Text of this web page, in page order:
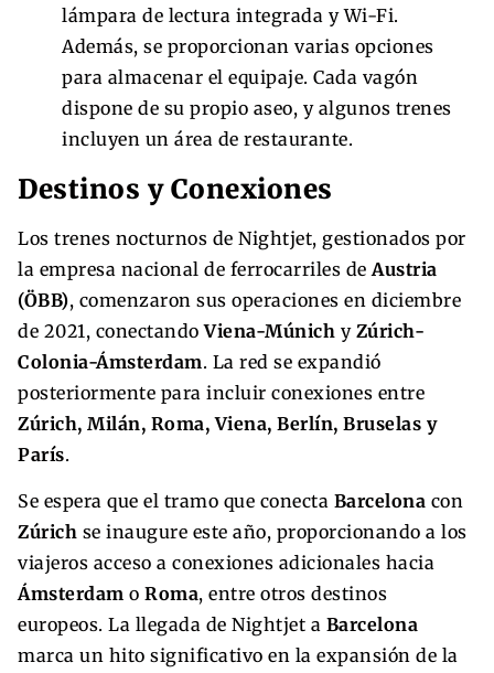
lámpara de lectura integrada y Wi-Fi.
Además, se proporcionan varias opciones
para almacenar el equipaje. Cada vagón
dispone de su propio aseo, y algunos trenes
incluyen un área de restaurante.
Destinos y Conexiones
Los trenes nocturnos de Nightjet, gestionados por
la empresa nacional de ferrocarriles de Austria
(ÖBB), comenzaron sus operaciones en diciembre
de 2021, conectandoViena-Múnich y Zúrich-
Colonia-Ámsterdam. La red se expandió
posteriormente para incluir conexiones entre
Zúrich, Milán, Roma, Viena, Berlín, Bruselas y
París.
Se espera que el tramo que conecta Barcelona con
Zúrich se inaugure este año, proporcionando a los
viajeros acceso a conexiones adicionales hacia
Ámsterdam o Roma, entre otros destinos
europeos. La llegada de Nightjet a Barcelona
marca un hito significativo en la expansión de la